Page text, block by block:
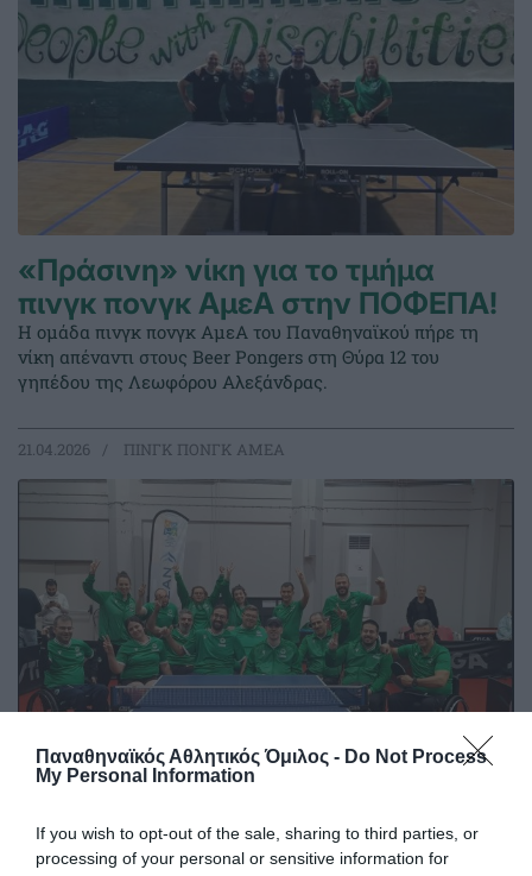
Παναθηναϊκός Αθλητικός Όμιλος - Do Not Process
My Personal Information
If you wish to opt-out of the sale, sharing to third parties, or
processing of your personal or sensitive information for
«Πράσινη» νίκη για το τμήμα
πινγκ πονγκ ΑμεΑ στην ΠΟΦΕΠΑ!
Η ομάδα πινγκ πονγκ ΑμεΑ του Παναθηναϊκού πήρε τη
νίκη απέναντι στους Beer Pongers στη Θύρα 12 του
γηπέδου της Λεωφόρου Αλεξάνδρας.
21.04.2026 ΠΙΝΓΚ ΠΟΝΓΚ ΑΜΕΑ
Η «τρίφυλλη» 18άδα που έγραψε
ιστορία και «πρασίνισε» το ΣΕΦ!